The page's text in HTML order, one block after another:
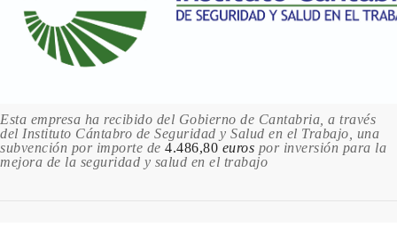
Esta empresa ha recibido del Gobierno de Cantabria, a través
del Instituto Cántabro de Seguridad y Salud en el Trabajo, una
subvención por importe de 4.486,80 euros por inversión para la
mejora de la seguridad y salud en el trabajo